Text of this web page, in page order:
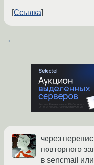
Ссылка
←
через
повторного
в sendmail или